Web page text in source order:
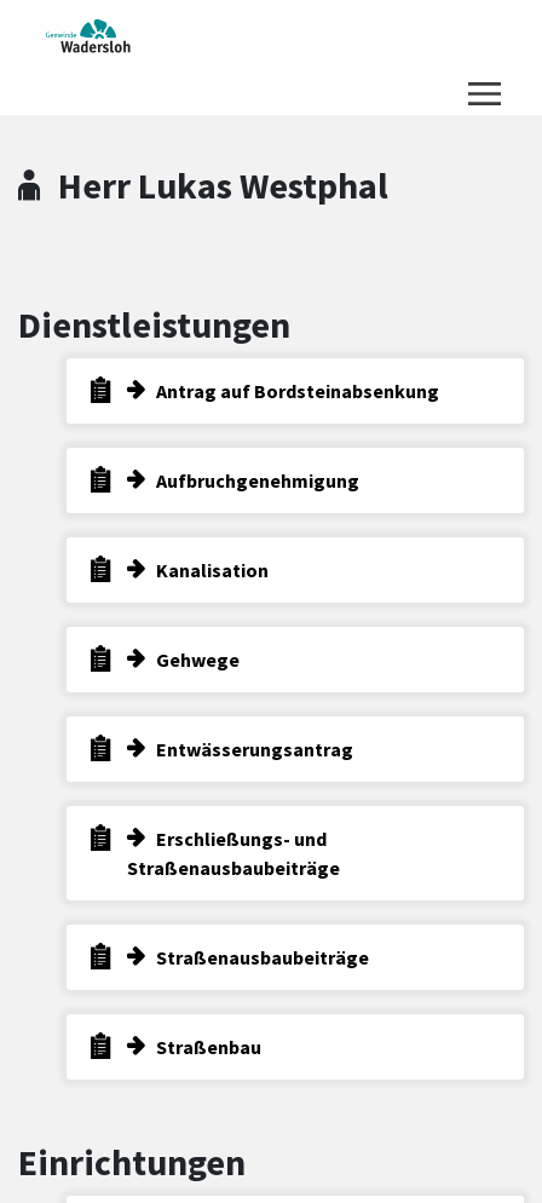
Zum Header
Zum Hauptinhalt
Zum Footer
Zum Hauptinhalt springen
Herr Lukas Westphal
Dienstleistungen
Antrag auf Bordsteinabsenkung
Aufbruchgenehmigung
Kanalisation
Gehwege
Entwässerungsantrag
Erschließungs- und
Straßenausbaubeiträge
Straßenausbaubeiträge
Straßenbau
Einrichtungen